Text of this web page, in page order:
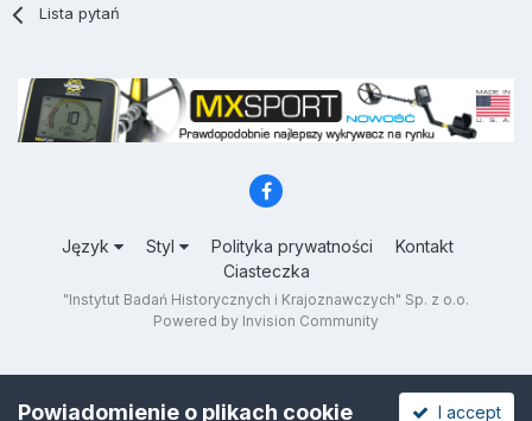
Lista pytań
Język Styl Polityka prywatności
Kontakt
Ciasteczka
"Instytut Badań Historycznych i Krajoznawczych" Sp. z o.o.
Powered by Invision Community
Powiadomienie o plikach cookie I accept